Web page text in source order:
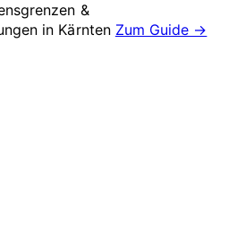
&
in Kärnten Zum Guide →